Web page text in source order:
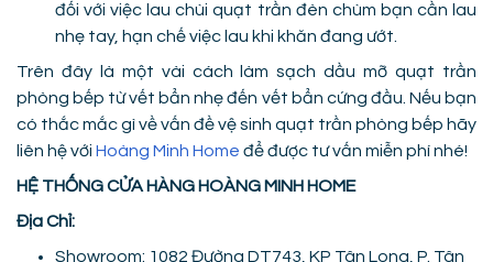
đối với việc lau chùi quạt trần đèn chùm bạn cần lau
nhẹ tay, hạn chế việc lau khi khăn đang ướt.
Trên đây là một vài cách làm sạch dầu mỡ quạt trần
phòng bếp từ vết bẩn nhẹ đến vết bẩn cứng đầu. Nếu bạn
có thắc mắc gì về vấn đề vệ sinh quạt trần phòng bếp hãy
liên hệ với Hoàng Minh Home để được tư vấn miễn phí nhé!
HỆ THỐNG CỬA HÀNG HOÀNG MINH HOME
Địa Chỉ:
Showroom: 1082 Đường DT743, KP Tân Long, P. Tân